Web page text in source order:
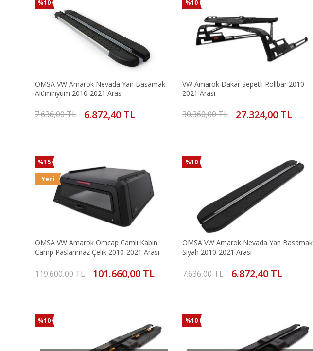
%10
OMSA VW Amarok Nevada Yan Basamak
Alüminyum 2010-2021 Arası
7.636,00 TL 6.872,40 TL
%10
VW Amarok Dakar Sepetli Rollbar 2010-
2021 Arası
30.360,00 TL 27.324,00 TL
%15
Yeni
OMSA VW Amarok Omcap Camlı Kabin
Camp Paslanmaz Çelik 2010-2021 Arası
119.600,00 TL 101.660,00 TL
%10
OMSA VW Amarok Nevada Yan Basamak
Siyah 2010-2021 Arası
7.636,00 TL 6.872,40 TL
%10 %10